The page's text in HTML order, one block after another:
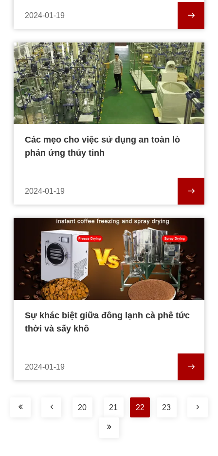
2024-01-19
Các mẹo cho việc sử dụng an toàn lò
phản ứng thủy tinh
2024-01-19
Sự khác biệt giữa đông lạnh cà phê tức
thời và sấy khô
2024-01-19
20 21 22 23